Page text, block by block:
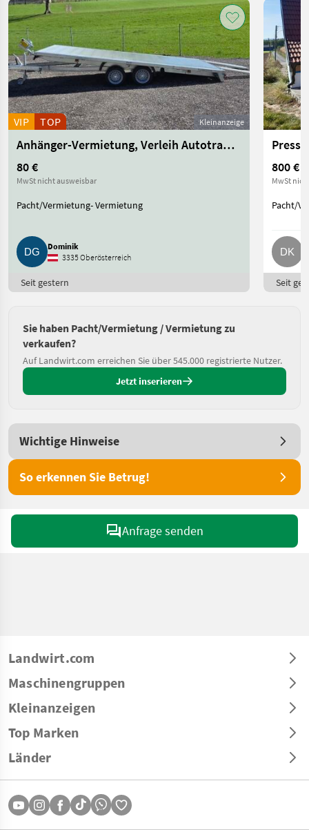
Kleinanzeige
VIP TOP
Anhänger-Vermietung, Verleih Autotransporter
80 €
MwSt nicht ausweisbar
Pacht/Vermietung- Vermietung
Dominik
3335 Oberösterreich
Seit gestern
800 €
MwSt
Pacht/
Seit
Sie haben Pacht/Vermietung / Vermietung zu
verkaufen?
Auf Landwirt.com erreichen Sie über 545.000 registrierte Nutzer.
Jetzt inserieren
Wichtige Hinweise
So erkennen Sie Betrug!
Anfrage senden
Landwirt.com
Maschinengruppen
Kleinanzeigen
Top Marken
Länder